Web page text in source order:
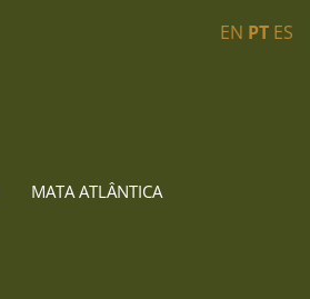
MATA ATLÂNTICA
EN PT ES